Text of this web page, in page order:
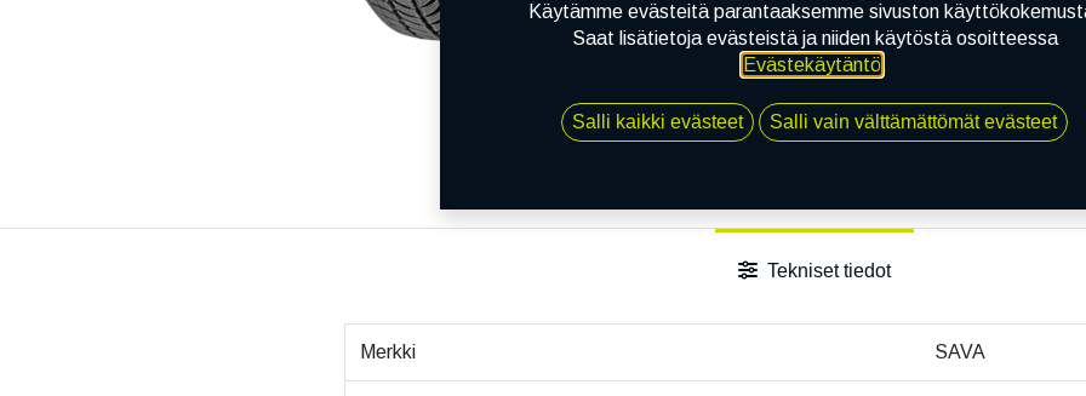
Tekniset tiedot
Merkki SAVA
Käytämme evästeitä parantaaksemme sivuston
Saat lisätietoja evästeistä ja niiden käytöstä osoitteessa
Evästekäytäntö.
Salli kaikki evästeet Salli vain välttämättömät evästeet